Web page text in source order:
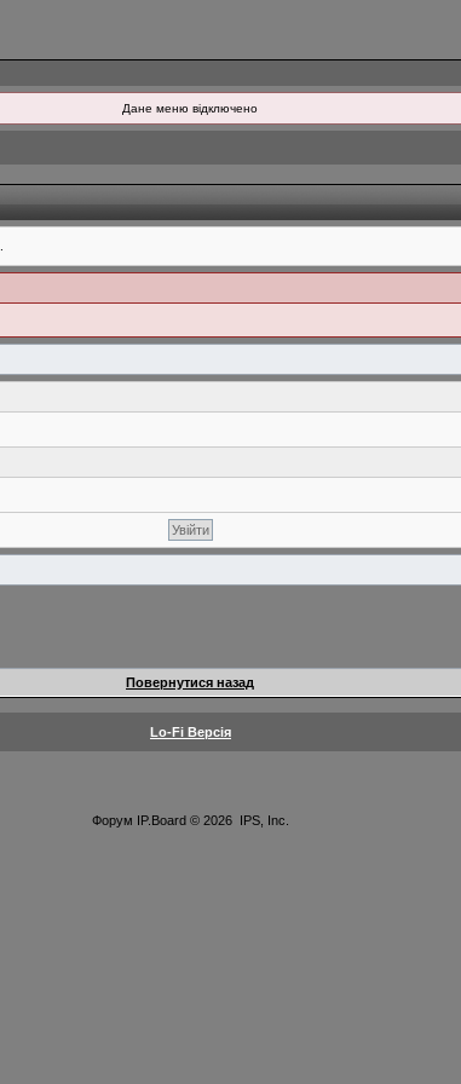
Дане меню відключено
Повернутися назад
Lo-Fi Версія
Форум IP.Board© 2026 IPS, Inc